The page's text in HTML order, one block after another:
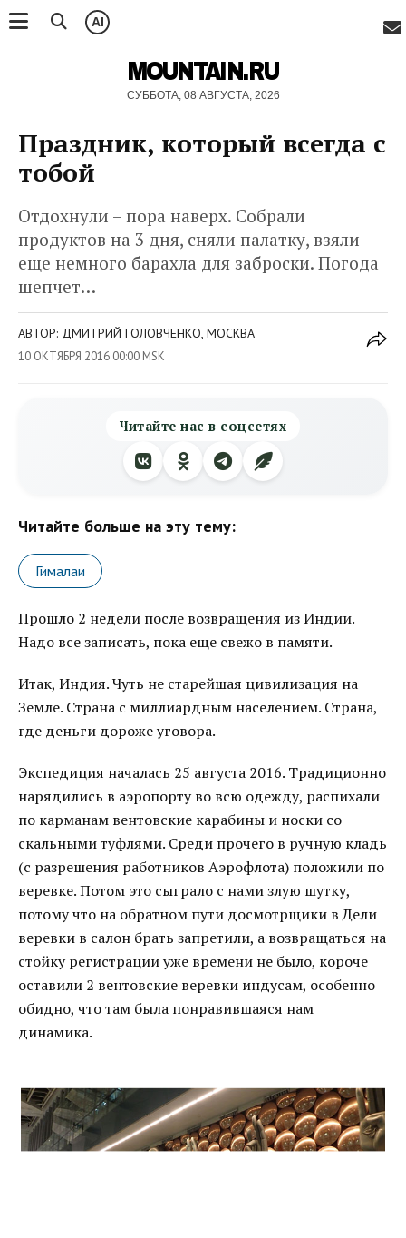
AI
MOUNTAIN.RU
СУББОТА, 08 АВГУСТА, 2026
Праздник, который всегда с
тобой
Отдохнули – пора наверх. Собрали
продуктов на 3 дня, сняли палатку, взяли
еще немного барахла для заброски. Погода
шепчет…
АВТОР: ДМИТРИЙ ГОЛОВЧЕНКО, МОСКВА
10 ОКТЯБРЯ 2016 00:00 MSK
Читайте нас в соцсетях
Читайте больше на эту тему:
Гималаи
Прошло 2 недели после возвращения из Индии.
Надо все записать, пока еще свежо в памяти.
Итак, Индия. Чуть не старейшая цивилизация на
Земле. Страна с миллиардным населением. Страна,
где деньги дороже уговора.
Экспедиция началась 25 августа 2016. Традиционно
нарядились в аэропорту во всю одежду, распихали
по карманам вентовские карабины и носки со
скальными туфлями. Среди прочего в ручную кладь
(с разрешения работников Аэрофлота) положили по
веревке. Потом это сыграло с нами злую шутку,
потому что на обратном пути досмотрщики в Дели
веревки в салон брать запретили, а возвращаться на
стойку регистрации уже времени не было, короче
оставили 2 вентовские веревки индусам, особенно
обидно, что там была понравившаяся нам
динамика.